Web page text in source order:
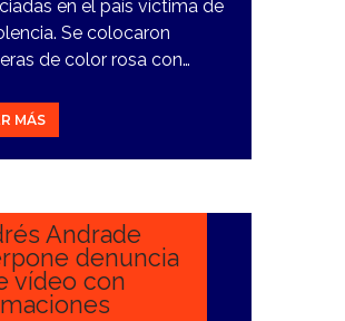
en el país víctima de
Se colocaron
de color rosa con…
MÁS
Andrade
denuncia
vídeo con